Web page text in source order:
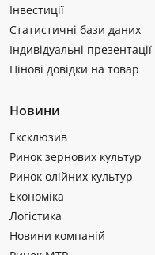
Інвестиції
Статистичні бази даних
Індивідуальні презентації
Цінові довідки на товар
Новини
Ексклюзив
Ринок зернових культур
Ринок олійних культур
Економіка
Логістика
Новини компаній